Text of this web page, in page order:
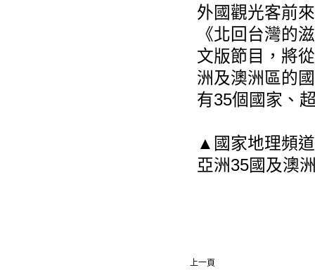
外國觀光客前
《北回台灣的
文版節目，將
洲及澳洲區的
有35個國家、
▲國家地理頻
亞洲35國及澳
上一頁